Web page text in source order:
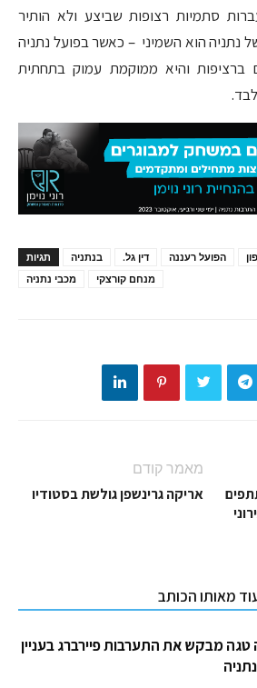
סתמיות רצופות שביצע ולא הותיר
נתניה הוא השמיני – כאשר בפועל נתניה
18 משחקים ברציפות והיא ממוקמת עמוק בתחתית
תגיות בנתניה דין גל. הפועל רעננה
מכבי נתניה
מנחם קורצקי
מאמר קודם
אריקה גרינשפן גולשת בסטודיו
מאותו הכותב
טגה מבקש את התערבות פיירברג בעניין